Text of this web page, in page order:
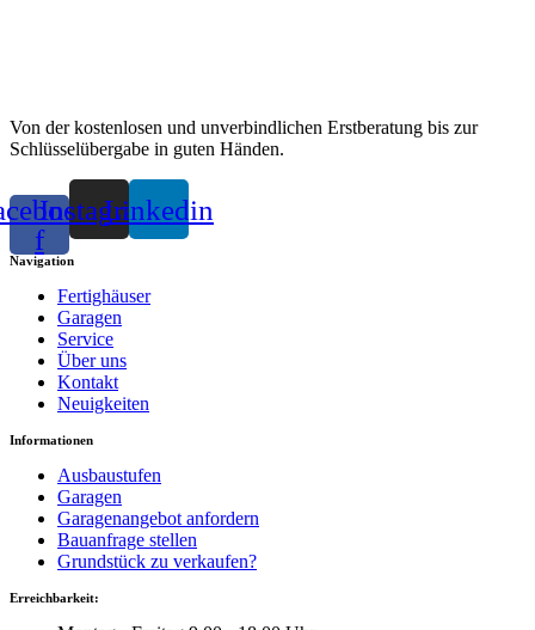
Von der kostenlosen und unverbindlichen Erstberatung bis zur
Schlüsselübergabe in guten Händen.
f
InstagramLinkedin
Navigation
Fertighäuser
Garagen
Service
Über uns
Kontakt
Neuigkeiten
Informationen
Ausbaustufen
Garagen
Garagenangebot anfordern
Bauanfrage stellen
Grundstück zu verkaufen?
Erreichbarkeit: